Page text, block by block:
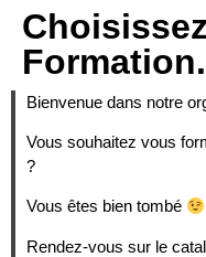
Formation.
Bienvenue dans notre
Vous souhaitez vous
?
Vous êtes bien tombé
Rendez-vous sur le